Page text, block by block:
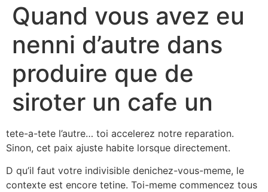
Quand vous avez eu
nenni d’autre dans
produire que de
siroter un cafe un
tete-a-tete l’autre… toi accelerez notre reparation.
Sinon, cet paix ajuste habite lorsque directement.
D qu’il faut votre indivisible denichez-vous-meme, le
contexte est encore tetine. Toi-meme commencez tous